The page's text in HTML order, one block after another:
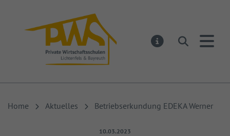
Suchen
Home Aktuelles Betriebserkundung EDEKA Werner
Veröffentlicht am:
10.03.2023